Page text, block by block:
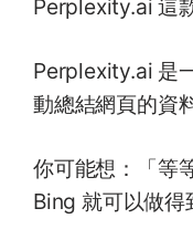
Perplexity.ai 這
Perplexity.ai 是
動總結網頁的資料
你可能想：「等
Bing 就可以做得